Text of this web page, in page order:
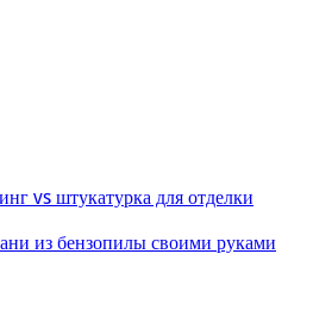
vs штукатурка для отделки
из бензопилы своими руками